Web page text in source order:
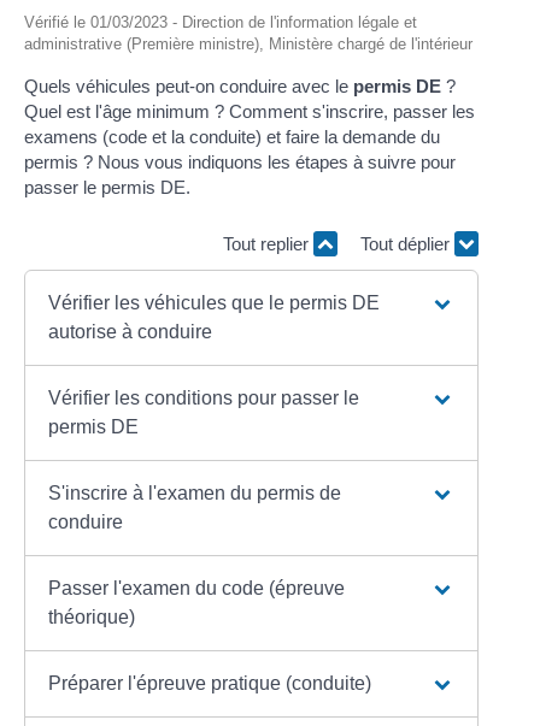
Vérifié le 01/03/2023 - Direction de l'information légale et
administrative (Première ministre), Ministère chargé de l'intérieur
Quels véhicules peut-on conduire avec le permis DE ?
Quel est l'âge minimum ? Comment s'inscrire, passer les
examens (code et la conduite) et faire la demande du
permis ? Nous vous indiquons les étapes à suivre pour
passer le permis DE.
Tout replier Tout déplier
Vérifier les véhicules que le permis DE
autorise à conduire
Vérifier les conditions pour passer le
permis DE
S'inscrire à l'examen du permis de
conduire
Passer l'examen du code (épreuve
théorique)
Préparer l'épreuve pratique (conduite)